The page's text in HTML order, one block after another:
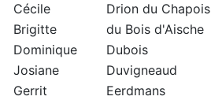
Cécile
Drion du Chapois
Brigitte
du Bois d'Aische
Dominique
Dubois
Josiane
Duvigneaud
Gerrit
Eerdmans